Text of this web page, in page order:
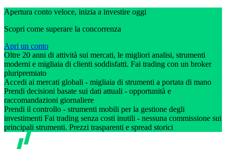
Apertura conto veloce, inizia a investire oggi
Scopri come superare la concorrenza
Apri un conto
Oltre 20 anni di attività sui mercati, le migliori analisi, strumenti
moderni e migliaia di clienti soddisfatti. Fai trading con un broker
pluripremiato
Accedi ai mercati globali - migliaia di strumenti a portata di mano
Prendi decisioni basate sui dati attuali - opportunità e
raccomandazioni giornaliere
Prendi il controllo - strumenti mobili per la gestione degli
investimenti Fai trading senza costi inutili - nessuna commissione sui
principali strumenti. Prezzi trasparenti e spread storici